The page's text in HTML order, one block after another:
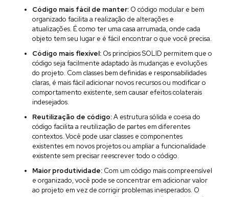
Código mais fácil de manter: O código modular e bem
organizado facilita a realização de alterações e
atualizações. É como ter uma casa arrumada, onde cada
objeto tem seu lugar e é fácil encontrar o que você precisa.
Código mais flexível: Os princípios SOLID permitem que o
código seja facilmente adaptado às mudanças e evoluções
do projeto. Com classes bem definidas e responsabilidades
claras, é mais fácil adicionar novos recursos ou modificar o
comportamento existente, sem causar efeitos colaterais
indesejados.
Reutilização de código:A estrutura sólida e coesa do
código facilita a reutilização de partes em diferentes
contextos. Você pode usar classes e componentes
existentes em novos projetos ou ampliar a funcionalidade
existente sem precisar reescrever todo o código.
Maior produtividade: Com um código mais compreensível
e organizado, você pode se concentrar em adicionar valor
ao projeto em vez de corrigir problemas inesperados. O